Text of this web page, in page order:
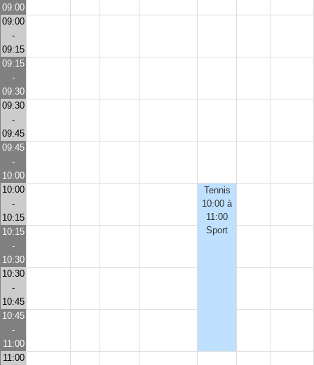
09:00
09:00
-
09:15
09:15
-
09:30
09:30
-
09:45
09:45
-
10:00
10:00
-
10:15
Tennis
10:00 à
11:00
Sport
10:15
-
10:30
10:30
-
10:45
10:45
-
11:00
11:00